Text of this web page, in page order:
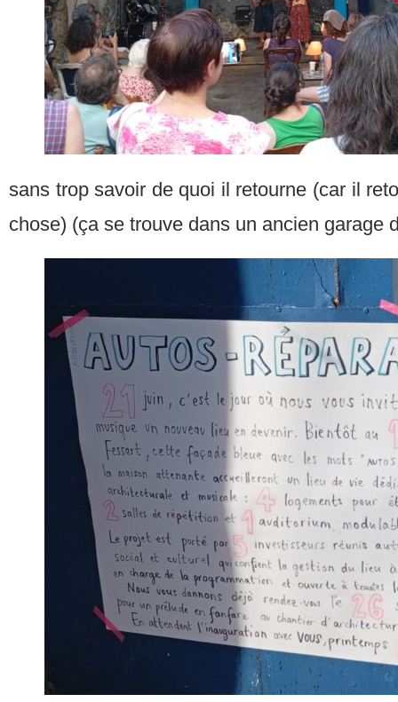
sans trop savoir de quoi il retourne (car il
chose) (ça se trouve dans un ancien garage